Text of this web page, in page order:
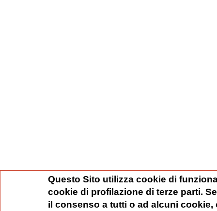
Questo Sito utilizza cookie di
cookie di profilazione di terze parti.
il consenso a tutti o ad alcuni